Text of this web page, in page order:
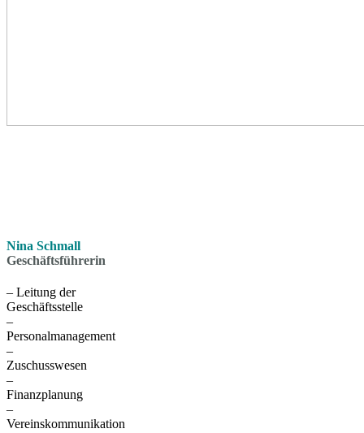
Nina Schmall
Geschäftsführerin
– Leitung der
Geschäftsstelle
–
Personalmanagement
–
Zuschusswesen
–
Finanzplanung
–
Vereinskommunikation